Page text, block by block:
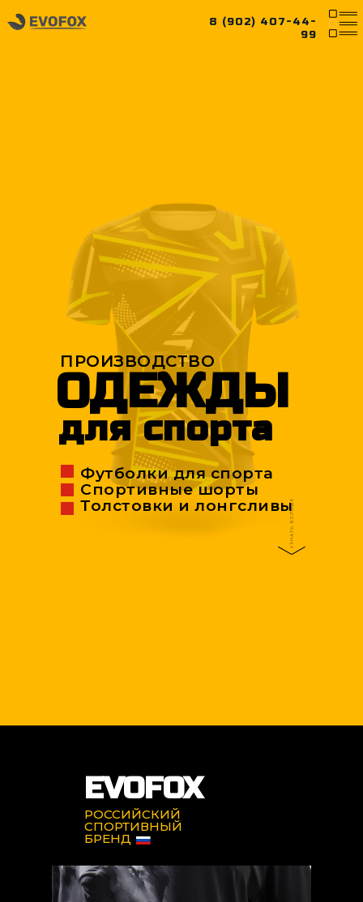
8 (902) 407-44-
99
ПРОИЗВОДСТВО
Футболки для спорта
Спортивные шорты
Толстовки и лонгсливы
ОДЕЖДЫ
для спорта
EVOFOX
РОССИЙСКИЙ
СПОРТИВНЫЙ
БРЕНД